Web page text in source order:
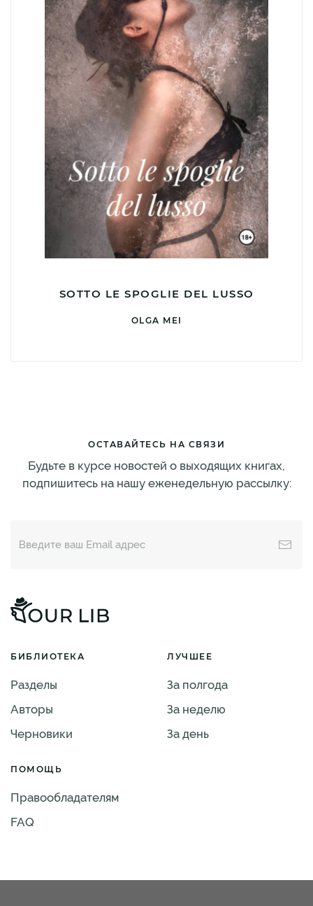
SOTTO LE SPOGLIE DEL LUSSO
OLGA MEI
ОСТАВАЙТЕСЬ НА СВЯЗИ
Будьте в курсе новостей о выходящих книгах,
подпишитесь на нашу еженедельную рассылку:
БИБЛИОТЕКА
Разделы
Авторы
Черновики
ЛУЧШЕЕ
За полгода
За неделю
За день
ПОМОЩЬ
Правообладателям
FAQ